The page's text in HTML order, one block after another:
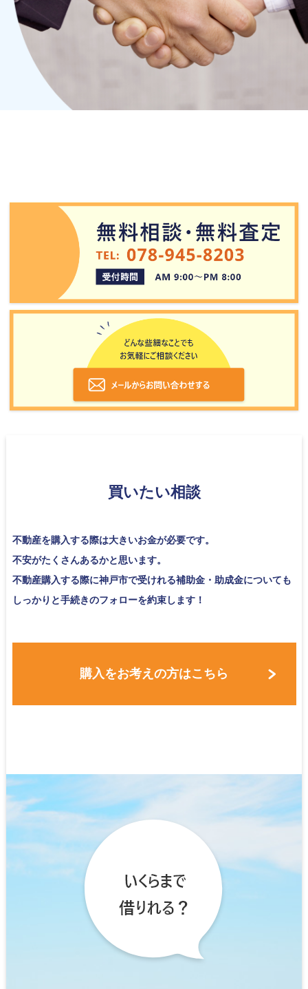
買いたい相談
不動産を購入する際は大きいお金が必要です。
不安がたくさんあるかと思います。
​​​​​​​不動産購入する際に神戸市で受けれる補助金・助成金についても
しっかりと手続きのフォローを約束します！
購入をお考えの方はこちら